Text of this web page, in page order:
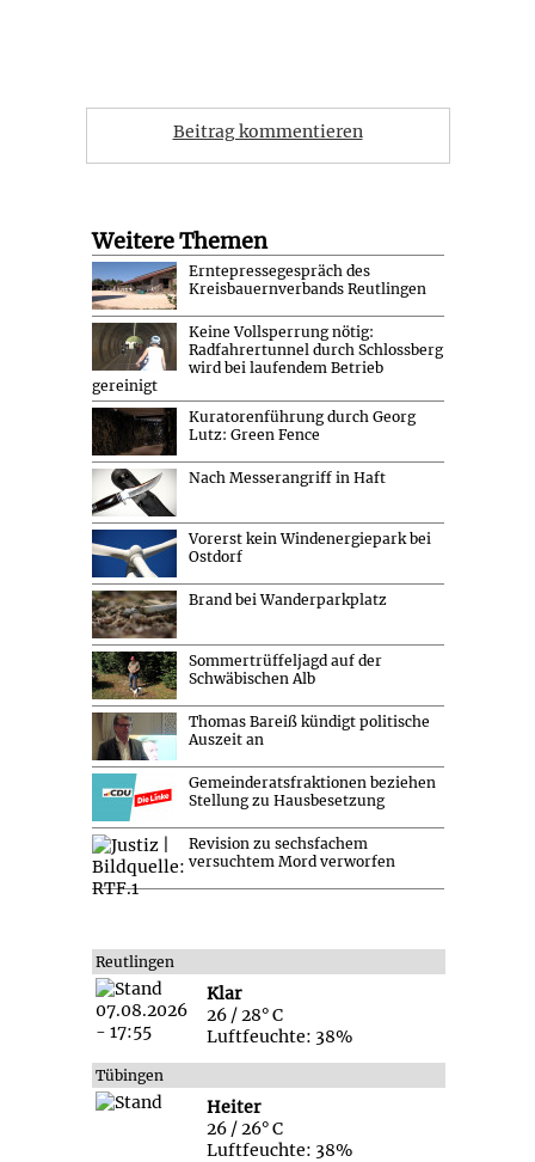
Beitrag kommentieren
Weitere Themen
Erntepressegespräch des
Kreisbauernverbands Reutlingen
Keine Vollsperrung nötig:
Radfahrertunnel durch Schlossberg
wird bei laufendem Betrieb
gereinigt
Kuratorenführung durch Georg
Lutz: Green Fence
Nach Messerangriff in Haft
Vorerst kein Windenergiepark bei
Ostdorf
Brand bei Wanderparkplatz
Sommertrüffeljagd auf der
Schwäbischen Alb
Thomas Bareiß kündigt politische
Auszeit an
Gemeinderatsfraktionen beziehen
Stellung zu Hausbesetzung
Revision zu sechsfachem
versuchtem Mord verworfen
Reutlingen
Klar
26 / 28° C
Luftfeuchte: 38%
Tübingen
Heiter
26 / 26° C
Luftfeuchte: 38%